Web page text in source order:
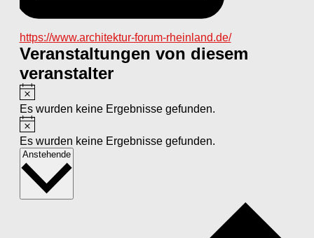
Webseite
https://www.architektur-forum-rheinland.de/
Veranstaltungen von diesem
veranstalter
Hinweis
Es wurden keine Ergebnisse gefunden.
Hinweis
Es wurden keine Ergebnisse gefunden.
Anstehende Datum